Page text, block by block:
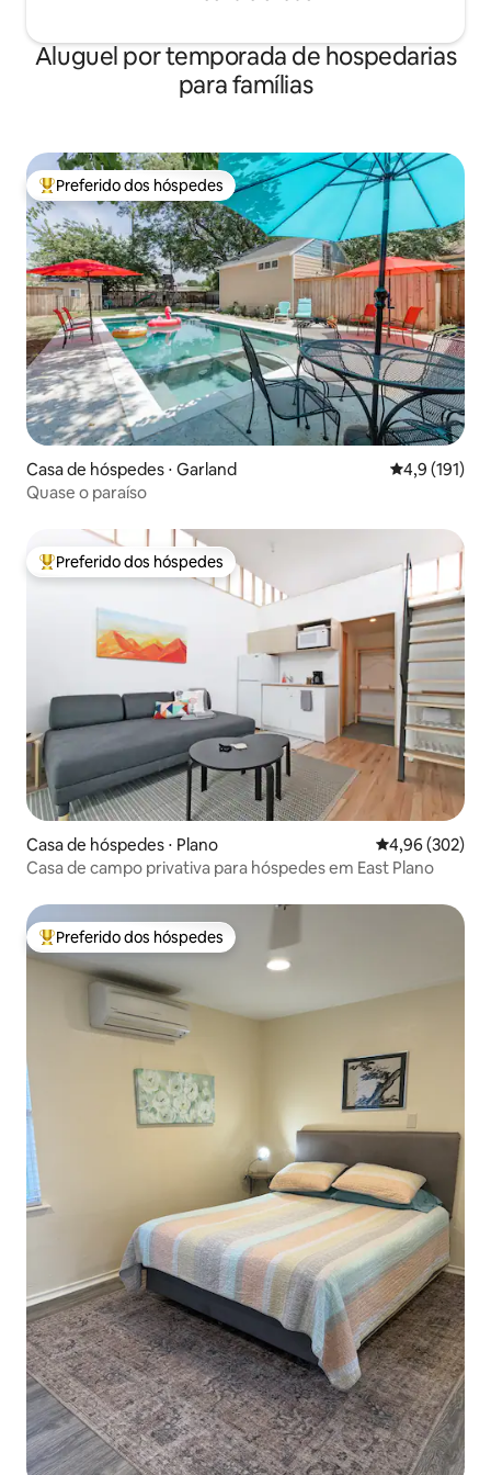
Aluguel por temporada de hospedarias
para famílias
Entre os melhores preferidos dos hóspedes
Preferido dos hóspedes
Casa de hóspedes ⋅ Garland 4,9 de uma
4,9 (191)
Quase o paraíso
Entre os melhores preferidos dos hóspedes
Preferido dos hóspedes
Casa de hóspedes ⋅ Plano 4,96 de uma
4,96 (302)
Casa de campo privativa para hóspedes em East Plano
Entre os melhores preferidos dos hóspedes
Preferido dos hóspedes